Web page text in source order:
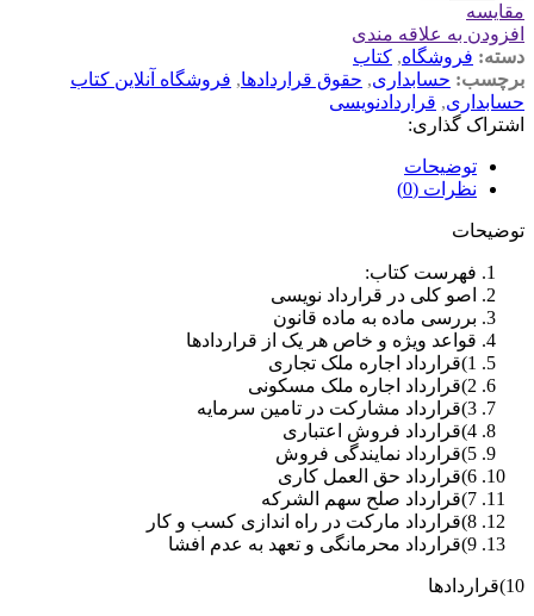
مقايسه
افزودن به علاقه مندی
دسته: فروشگاه, کتاب
برچسب: حسابداری, حقوق قراردادها, فروشگاه آنلاین کتاب
حسابداری, قراردادنویسی
اشتراک گذاری:
توضیحات
نظرات (0)
توضیحات
فهرست کتاب:
اصو کلی در قرارداد نویسی
بررسی ماده به ماده قانون
قواعد ویژه و خاص هر یک از قراردادها
1)قرارداد اجاره ملک تجاری
2)قرارداد اجاره ملک مسکونی
3)قرارداد مشارکت در تامین سرمایه
4)قرارداد فروش اعتباری
5)قرارداد نمایندگی فروش
6)قرارداد حق العمل کاری
7)قرارداد صلح سهم الشرکه
8)قرارداد مارکت در راه اندازی کسب و کار
9)قرارداد محرمانگی و تعهد به عدم افشا
10)قراردادها